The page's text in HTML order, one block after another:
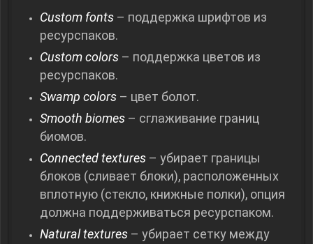
Custom fonts – поддержка шрифтов из
ресурспаков.
Custom colors – поддержка цветов из
ресурспаков.
Swamp colors – цвет болот.
Smooth biomes – сглаживание границ
биомов.
Connected textures – убирает границы
блоков (сливает блоки), расположенных
вплотную (стекло, книжные полки), опция
должна поддерживаться ресурспаком.
Natural textures – убирает сетку между